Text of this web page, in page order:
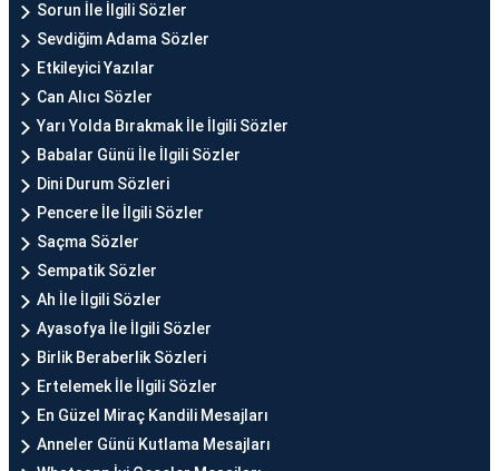
Sorun İle İlgili Sözler
Sevdiğim Adama Sözler
Etkileyici Yazılar
Can Alıcı Sözler
Yarı Yolda Bırakmak İle İlgili Sözler
Babalar Günü İle İlgili Sözler
Dini Durum Sözleri
Pencere İle İlgili Sözler
Saçma Sözler
Sempatik Sözler
Ah İle İlgili Sözler
Ayasofya İle İlgili Sözler
Birlik Beraberlik Sözleri
Ertelemek İle İlgili Sözler
En Güzel Miraç Kandili Mesajları
Anneler Günü Kutlama Mesajları